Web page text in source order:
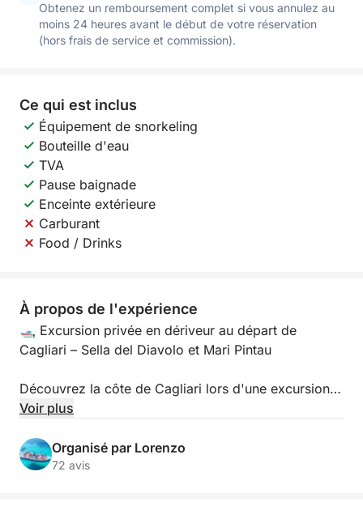
Obtenez un remboursement complet si vous annulez au
moins 24 heures avant le début de votre réservation
(hors frais de service et commission).
Ce qui est inclus
Équipement de snorkeling
Bouteille d'eau
TVA
Pause baignade
Enceinte extérieure
Carburant
Food / Drinks
À propos de l'expérience
🛥️ Excursion privée en dériveur au départ de
Cagliari – Sella del Diavolo et Mari Pintau
Découvrez la côte de Cagliari lors d'une excursion
privée en dériveur avec skipper dédié.
À bord de notre dériveur de 7,85 mètres, équipé
d'un moteur de 300 CV et pouvant accueillir jusqu'à
Voir plus
Organisé par Lorenzo
72 avis